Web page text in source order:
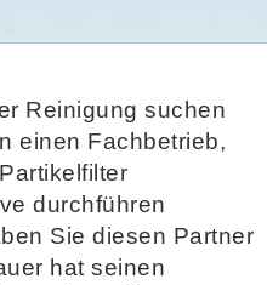
Reinigung suchen
einen Fachbetrieb,
durchführen
Sie diesen Partner
hat seinen